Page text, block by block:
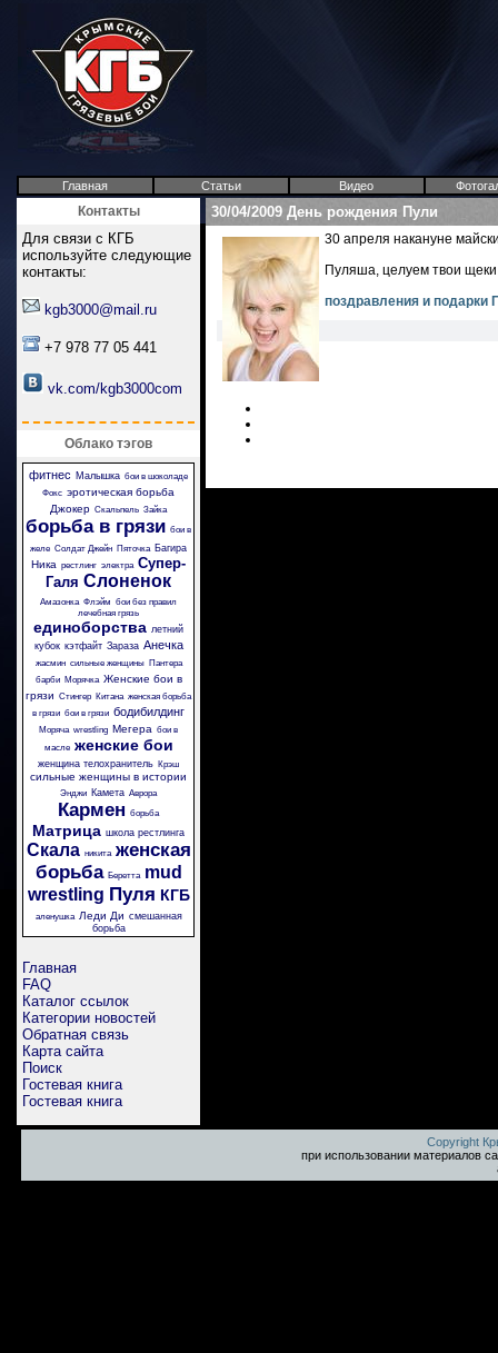
Главная Статьи Видео
Контакты
Для связи с КГБ
используйте следующие
контакты:
kgb3000@mail.ru
+7 978 77 05 441
vk.com/kgb3000com
Облако тэгов
фитнес Малышка бои в шоколаде
Фокс эротическая борьба
Джокер Скальпель Зайка
борьба в грязи бои в
желе Солдат Джейн Пяточка Багира
Ника рестлинг электра Супер-
Галя Слоненок
Амазонка Флэйм бои без правил
лечебная грязь
единоборства летний
кубок кэтфайт Зараза Анечка
жасмин сильные женщины
Пантера
барби
Морячка Женские бои в
грязи Стингер Китана женская борьба
в грязи бои в грязи бодибилдинг
Моряча wrestling Мегера бои в
масле женские бои
женщина телохранитель Крэш
сильные женщины в истории
Энджи Камета Аврора
Кармен борьба
Матрица школа рестлинга
Скала никита женская
борьба
Беретта
mud
wrestling Пуля КГБ
аленушка Леди Ди смешанная
борьба
Главная
FAQ
Каталог ссылок
Категории новостей
Обратная связь
Карта сайта
Поиск
Гостевая книга
Гостевая книга
30/04/2009 День рождения Пули
30 апреля накануне
Пуляша, целуем твои
поздравления и подарки
Copyright
при использовании материалов